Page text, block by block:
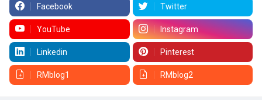
Facebook Twitter
YouTube Instagram
Linkedin Pinterest
RMblog1 RMblog2